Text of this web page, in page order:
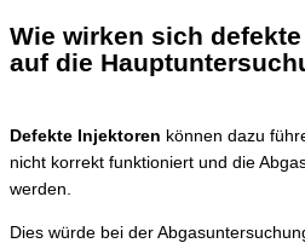
Wie wirken sich
auf die
Defekte Injektoren können dazu
nicht korrekt funktioniert und die
werden.
Dies würde bei der